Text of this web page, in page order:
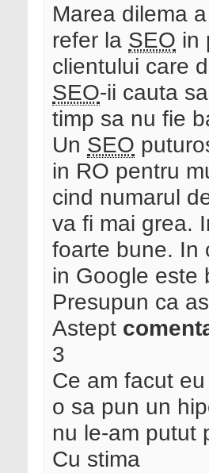
Marea dilema
refer la SEO in
clientului care
SEO-ii cauta
timp sa nu fie
Un SEO
in RO pentru
cind numarul
va fi mai grea.
foarte bune. In
in Google este
Presupun ca
Astept
3
Ce am facut
o sa pun un
nu le-am putut
Cu stima